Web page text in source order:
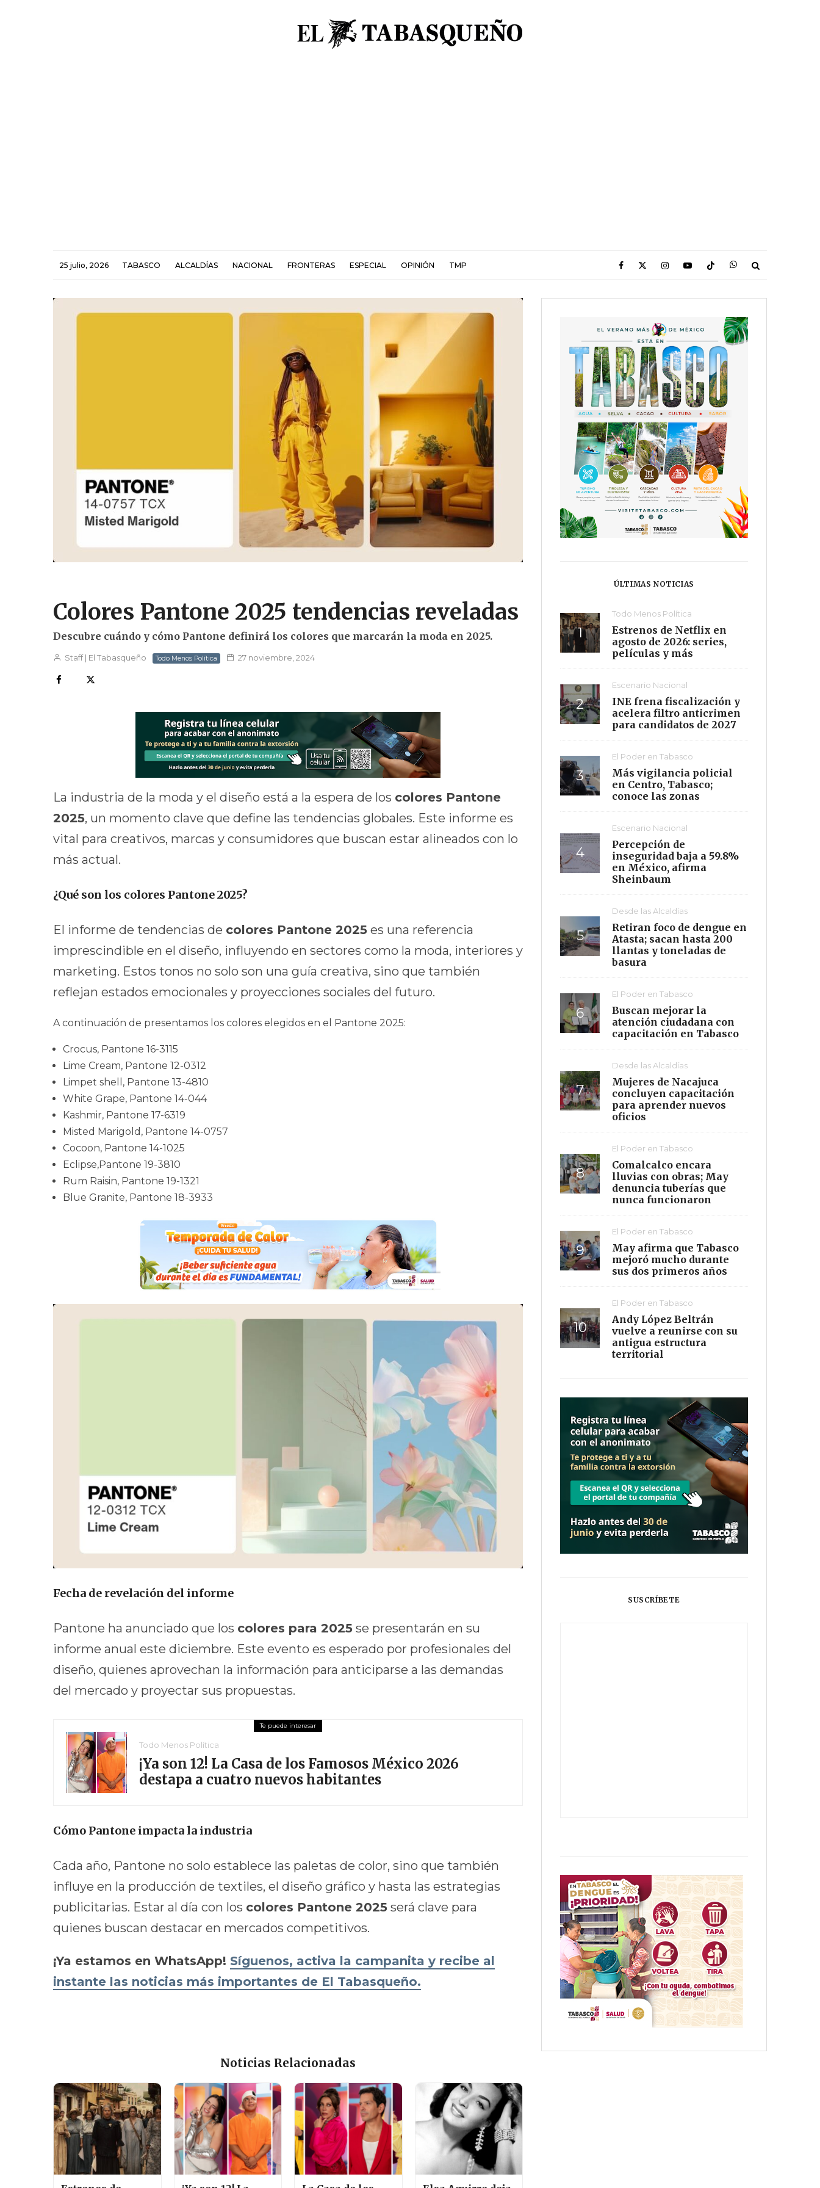
25 julio, 2026 TABASCO ALCALDÍAS NACIONAL FRONTERAS ESPECIAL OPINIÓN TMP
Colores Pantone 2025 tendencias reveladas
Descubre cuándo y cómo Pantone definirá los colores que marcarán la moda en 2025.
Staff | El Tabasqueño Todo Menos Política 27 noviembre, 2024
La industria de la moda y el diseño está a la espera de los colores Pantone
2025, un momento clave que define las tendencias globales. Este informe es
vital para creativos, marcas y consumidores que buscan estar alineados con lo
más actual.
¿Qué son los colores Pantone 2025?
El informe de tendencias de colores Pantone 2025 es una referencia
imprescindible en el diseño, influyendo en sectores como la moda, interiores y
marketing. Estos tonos no solo son una guía creativa, sino que también
reflejan estados emocionales y proyecciones sociales del futuro.
A continuación de presentamos los colores elegidos en el Pantone 2025:
Crocus, Pantone 16-3115
Lime Cream, Pantone 12-0312
Limpet shell, Pantone 13-4810
White Grape, Pantone 14-044
Kashmir, Pantone 17-6319
Misted Marigold, Pantone 14-0757
Cocoon, Pantone 14-1025
Eclipse,Pantone 19-3810
Rum Raisin, Pantone 19-1321
Blue Granite, Pantone 18-3933
Fecha de revelación del informe
Pantone ha anunciado que los colores para 2025 se presentarán en su
informe anual este diciembre. Este evento es esperado por profesionales del
diseño, quienes aprovechan la información para anticiparse a las demandas
del mercado y proyectar sus propuestas.
Todo Menos Política
¡Ya son 12! La Casa de los Famosos México 2026
destapa a cuatro nuevos habitantes
Cómo Pantone impacta la industria
Cada año, Pantone no solo establece las paletas de color, sino que también
influye en la producción de textiles, el diseño gráfico y hasta las estrategias
publicitarias. Estar al día con los colores Pantone 2025 será clave para
quienes buscan destacar en mercados competitivos.
¡Ya estamos en WhatsApp! Síguenos, activa la campanita y recibe al
instante las noticias más importantes de El Tabasqueño.
Noticias Relacionadas
ÚLTIMAS NOTICIAS
Todo Menos Política
Estrenos de Netflix en
agosto de 2026: series,
películas y más
Escenario Nacional
INE frena fiscalización y
acelera filtro anticrimen
para candidatos de 2027
El Poder en Tabasco
Más vigilancia policial
en Centro, Tabasco;
conoce las zonas
Escenario Nacional
Percepción de
inseguridad baja a 59.8%
en México, afirma
Sheinbaum
Desde las Alcaldías
Retiran foco de dengue en
Atasta; sacan hasta 200
llantas y toneladas de
basura
El Poder en Tabasco
Buscan mejorar la
atención ciudadana con
capacitación en Tabasco
Desde las Alcaldías
Mujeres de Nacajuca
concluyen capacitación
para aprender nuevos
oficios
El Poder en Tabasco
Comalcalco encara
lluvias con obras; May
denuncia tuberías que
nunca funcionaron
El Poder en Tabasco
May afirma que Tabasco
mejoró mucho durante
sus dos primeros años
El Poder en Tabasco
Andy López Beltrán
vuelve a reunirse con su
antigua estructura
territorial
SUSCRÍBETE